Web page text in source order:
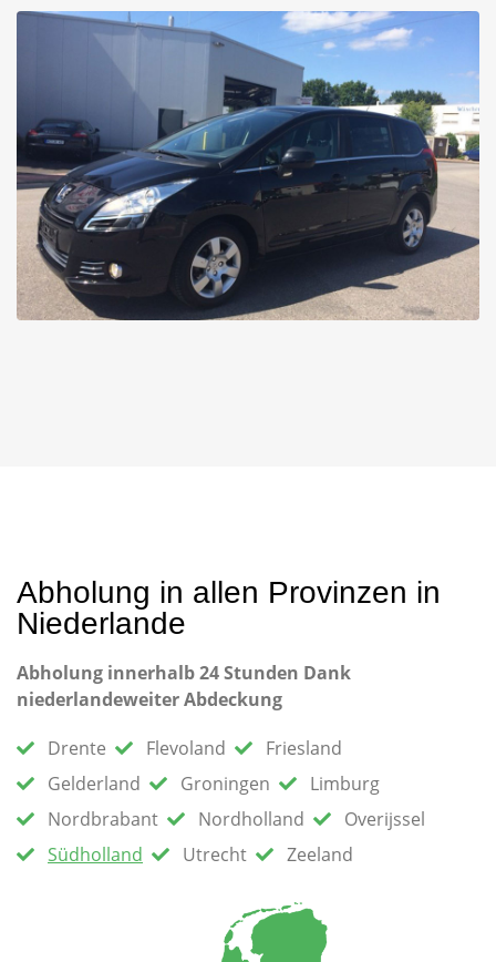
Abholung in allen Provinzen in
Niederlande
Abholung innerhalb 24 Stunden Dank
niederlandeweiter Abdeckung
Drente
Flevoland
Friesland
Gelderland
Groningen
Limburg
Nordbrabant
Nordholland
Overijssel
Südholland
Utrecht Zeeland